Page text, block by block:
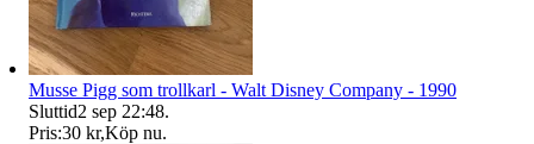
Musse Pigg som trollkarl - Walt Disney Company - 1990
Sluttid2 sep 22:48.
Pris:30 kr,Köp nu.